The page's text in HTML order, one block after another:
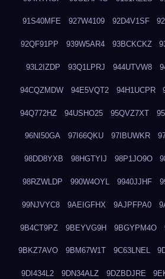
91S40MFE 927W4109 92D4V1SF
92QF91PP 939W5AR4 93BCKCKZ
93L2IZDP 93Q1LPRJ 944UTVW8
94CQZMDW 94E5VQT2 94H1UCPR
94Q772HZ 94USHO25 95QVZ7XT
96NI50GA 97I66QKU 97IBUWKR
98DD8YXB 98HGTYIJ 98P1JO9O
98RZWLDP 990W4OYL 9940JJHF
99NJVYC8 9AEIGFHX 9AJPFPA0
9B4CT9PZ 9BEYVG9H 9BGYPM4O
9BKZ7AVO 9BM67W1T 9C63LNEL
9DI434L2 9DN34ALZ 9DZBDJRE